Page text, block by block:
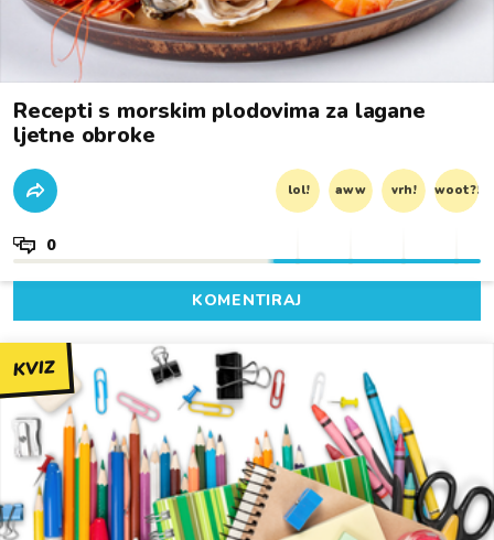
Recepti s morskim plodovima za lagane
ljetne obroke
lol! aww vrh! woot?!
0
KOMENTIRAJ
KVIZ